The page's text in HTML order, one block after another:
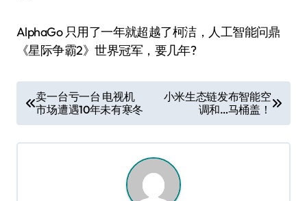
AlphaGo 只用了一年就超越了柯洁，人工智能问鼎
《星际争霸2》世界冠军，要几年?
章
导
卖一台亏一台 电视机
市场遭遇10年未有寒冬
小米生态链发布智能空
调和…马桶盖！